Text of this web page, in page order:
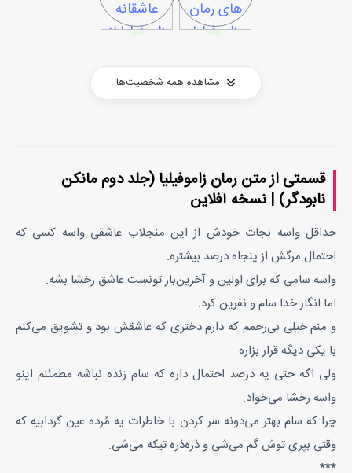
مشاهده همه شخصیت‌ها
قسمتی از متن رمان زاموفیلیا (جلد دوم مانکن
نابودگر) | نسخه آفلاین
حداقل واسه نجات خودش از این منجلاب عاشقی واسه کسی که
احتمال مرگش از پنجاه درصد بیشتره.
واسه سامی که برای اولین و آخرین‌بار تونست عاشق رخشا بشه.
اما انگار خدا سام و نفرین کرد.
و منم خیلی بی‌رحمم که دارم دختری که عاشقش بود و تشویق می‌کنم
با یکی دیگه قرار بزاره.
ولی اگه حتی یه درصد احتمال داره که سام زنده نباشه مطمئنم اینو
واسه رخشا می‌خواد.
چرا که سام بهتر می‌دونه سر کردن با خاطرات یه مُرده عین گردابیه که
وقتی بپری توش گم می‌شی و ذره‌ذره تیکه می‌شی.
***